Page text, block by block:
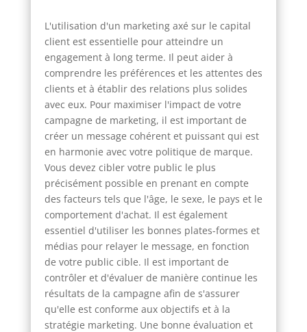
L'utilisation d'un marketing axé sur le capital
client est essentielle pour atteindre un
engagement à long terme. Il peut aider à
comprendre les préférences et les attentes des
clients et à établir des relations plus solides
avec eux. Pour maximiser l'impact de votre
campagne de marketing, il est important de
créer un message cohérent et puissant qui est
en harmonie avec votre politique de marque.
Vous devez cibler votre public le plus
précisément possible en prenant en compte
des facteurs tels que l'âge, le sexe, le pays et le
comportement d'achat. Il est également
essentiel d'utiliser les bonnes plates-formes et
médias pour relayer le message, en fonction
de votre public cible. Il est important de
contrôler et d'évaluer de manière continue les
résultats de la campagne afin de s'assurer
qu'elle est conforme aux objectifs et à la
stratégie marketing. Une bonne évaluation et